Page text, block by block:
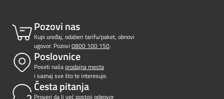
Pozovi nas
Kupi uređaj, odaberi tarifu/paket, obnovi
ugovor. Pozovi 0800 100 150.
Poslovnice
Poseti našaprodajna mesta
i saznaj sve što te interesuje.
Česta pitanja
Proveri da li većpostoji odgovor